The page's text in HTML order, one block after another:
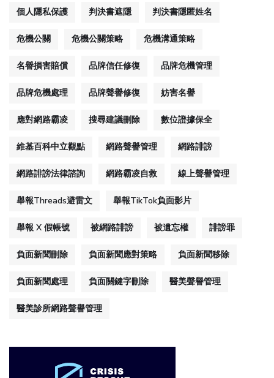
個人隱私保護 判決書遮隱 判決書隱匿姓名
危機公關 危機公關策略 危機溝通策略
名譽損害賠償 品牌信任修復 品牌危機管理
品牌危機處理 品牌聲譽修復 妨害名譽
應對網路霸凌 搜尋建議刪除 數位證據保全
維基百科中立觀點 網路聲譽管理 網路誹謗
網路誹謗法律諮詢 網路霸凌自救 線上聲譽管理
舉報Threads避雷文 舉報TikTok負面影片
舉報 X 假帳號 被網路誹謗 被遺忘權 誹謗罪
負面新聞刪除 負面新聞應對策略 負面新聞移除
負面新聞處理 負面關鍵字刪除 醫美聲譽管理
醫美診所網路聲譽管理